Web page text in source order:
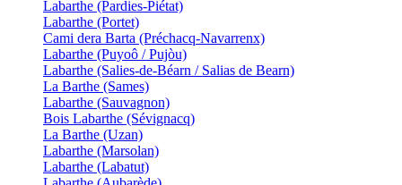
Labarthe (Pardies-Piétat)
Labarthe (Portet)
Cami dera Barta (Préchacq-Navarrenx)
Labarthe (Puyoô / Pujòu)
Labarthe (Salies-de-Béarn / Salias de Bearn)
La Barthe (Sames)
Labarthe (Sauvagnon)
Bois Labarthe (Sévignacq)
La Barthe (Uzan)
Labarthe (Marsolan)
Labarthe (Labatut)